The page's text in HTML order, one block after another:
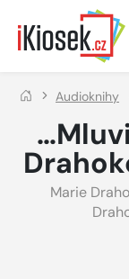
Přejít na hlavní obsah
Audioknihy
Marie